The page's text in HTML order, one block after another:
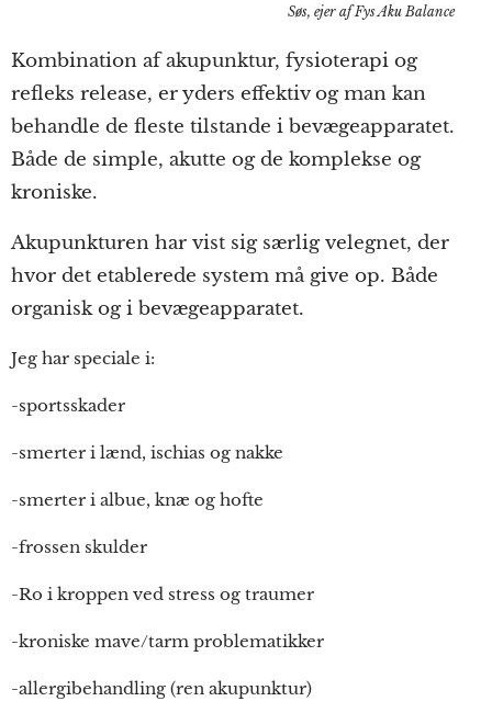
Søs, ejer af Fys Aku Balance
Kombination af akupunktur, fysioterapi og
refleks release, er yders effektiv og man kan
behandle de fleste tilstande i bevægeapparatet.
Både de simple, akutte og de komplekse og
kroniske.
Akupunkturen har vist sig særlig velegnet, der
hvor det etablerede system må give op. Både
organisk og i bevægeapparatet.
Jeg har speciale i:
-sportsskader
-smerter i lænd, ischias og nakke
-smerter i albue, knæ og hofte
-frossen skulder
-Ro i kroppen ved stress og traumer
-kroniske mave/tarm problematikker
-allergibehandling (ren akupunktur)